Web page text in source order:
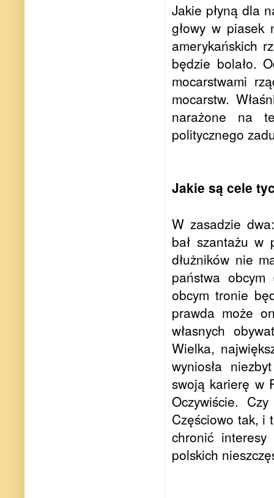
Jakie płyną dla
głowy w piasek
amerykańskich
będzie bolało.
mocarstwami
mocarstw.
narażone na
politycznego
Jakie są cele
W zasadzie
bał szantażu w
dłużników nie
państwa
obcym tronie
prawda może
własnych
Wielka,
wyniosła
swoją karierę w
Oczywiście.
Częściowo tak, i
chronić interesy
polskich